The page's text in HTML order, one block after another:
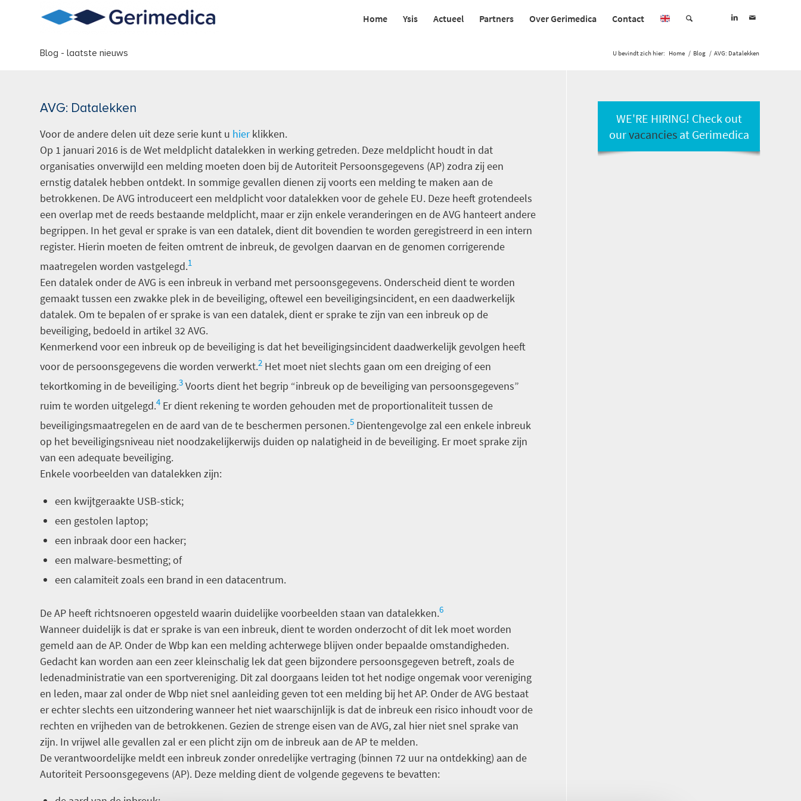
Home Ysis Actueel Partners Over Gerimedica Contact
Blog - laatste nieuws U bevindt zich hier: Home / Blog / AVG: Datalekken
AVG: Datalekken
Voor de andere delen uit deze serie kunt u hierklikken.
Op 1 januari 2016 is de Wet meldplicht datalekken in werking getreden. Deze meldplicht houdt in dat
organisaties onverwijld een melding moeten doen bij de Autoriteit Persoonsgegevens (AP) zodra zij een
ernstig datalek hebben ontdekt. In sommige gevallen dienen zij voorts een melding te maken aan de
betrokkenen. De AVG introduceert een meldplicht voor datalekken voor de gehele EU. Deze heeft grotendeels
een overlap met de reeds bestaande meldplicht, maar er zijn enkele veranderingen en de AVG hanteert andere
begrippen. In het geval er sprake is van een datalek, dient dit bovendien te worden geregistreerd in een intern
register. Hierin moeten de feiten omtrent de inbreuk, de gevolgen daarvan en de genomen corrigerende
maatregelen worden vastgelegd.1
Een datalek onder de AVG is een inbreuk in verband met persoonsgegevens. Onderscheid dient te worden
gemaakt tussen een zwakke plek in de beveiliging, oftewel een beveiligingsincident, en een daadwerkelijk
datalek. Om te bepalen of er sprake is van een datalek, dient er sprake te zijn van een inbreuk op de
beveiliging, bedoeld in artikel 32 AVG.
Kenmerkend voor een inbreuk op de beveiliging is dat het beveiligingsincident daadwerkelijk gevolgen heeft
voor de persoonsgegevens die worden verwerkt.2 Het moet niet slechts gaan om een dreiging of een
tekortkoming in de beveiliging.3 Voorts dient het begrip “inbreuk op de beveiliging van persoonsgegevens”
ruim te worden uitgelegd.4 Er dient rekening te worden gehouden met de proportionaliteit tussen de
beveiligingsmaatregelen en de aard van de te beschermen personen.5 Dientengevolge zal een enkele inbreuk
op het beveiligingsniveau niet noodzakelijkerwijs duiden op nalatigheid in de beveiliging. Er moet sprake zijn
van een adequate beveiliging.
Enkele voorbeelden van datalekken zijn:
een kwijtgeraakte USB-stick;
een gestolen laptop;
een inbraak door een hacker;
een malware-besmetting; of
een calamiteit zoals een brand in een datacentrum.
De AP heeft richtsnoeren opgesteld waarin duidelijke voorbeelden staan van datalekken.6
Wanneer duidelijk is dat er sprake is van een inbreuk, dient te worden onderzocht of dit lek moet worden
gemeld aan de AP. Onder de Wbp kan een melding achterwege blijven onder bepaalde omstandigheden.
Gedacht kan worden aan een zeer kleinschalig lek dat geen bijzondere persoonsgegeven betreft, zoals de
ledenadministratie van een sportvereniging. Dit zal doorgaans leiden tot het nodige ongemak voor vereniging
en leden, maar zal onder de Wbp niet snel aanleiding geven tot een melding bij het AP. Onder de AVG bestaat
er echter slechts een uitzondering wanneer het niet waarschijnlijk is dat de inbreuk een risico inhoudt voor de
rechten en vrijheden van de betrokkenen. Gezien de strenge eisen van de AVG, zal hier niet snel sprake van
zijn. In vrijwel alle gevallen zal er een plicht zijn om de inbreuk aan de AP te melden.
De verantwoordelijke meldt een inbreuk zonder onredelijke vertraging (binnen 72 uur na ontdekking) aan de
Autoriteit Persoonsgegevens (AP). Deze melding dient de volgende gegevens te bevatten:
WE'RE HIRING! Check out
ourvacanciesat Gerimedica